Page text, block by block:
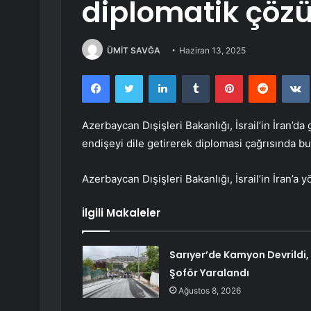
diplomatik
ÜMİT SAVĞA Haziran 13, 2025
FacebookTwitter LinkedInTumblr PinterestReddit
Azerbaycan Dışişleri Bakanlığı, İsrail’in
endişeyi dile getirerek diplomasi çağrısında
Azerbaycan Dışişleri Bakanlığı, İsrail’in İran’a
İlgili Makaleler
Sarıyer’de Kamyon Devrildi,
Şoför Yaralandı
Ağustos 8, 2026